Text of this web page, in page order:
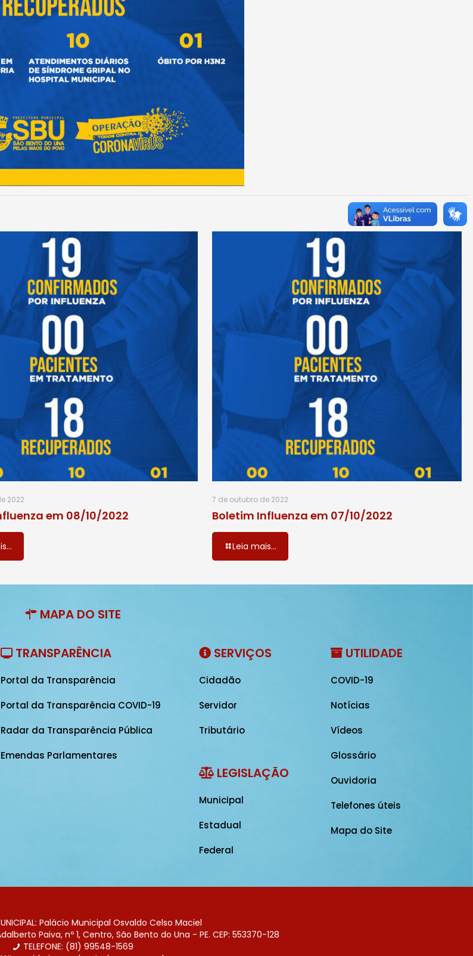
2022
em 08/10/2022
7 de outubro de 2022
Boletim Influenza em 07/10/2022
Leia mais...
MAPA DO SITE
TRANSPARÊNCIA
Portal da Transparência
Portal da Transparência COVID-19
Radar da Transparência Pública
Emendas Parlamentares
SERVIÇOS
Cidadão
Servidor
Tributário
LEGISLAÇÃO
Municipal
Estadual
Federal
UTILIDADE
COVID-19
Notícias
Vídeos
Glossário
Ouvidoria
Telefones úteis
Mapa do Site
Palácio Municipal Osvaldo Celso Maciel
Paiva, nº 1, Centro, São Bento do Una - PE. CEP: 553370-128
TELEFONE: (81) 99548-1569